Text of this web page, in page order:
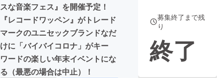
スな音楽フェス』を開催予定！
『レコードワッペン』がトレード
マークのユニセックブランドなだ
けに「バイバイコロナ」がキー
ワードの楽しい年末イベントにな
る（最悪の場合は中止）！
募集終了まで残
り
終了